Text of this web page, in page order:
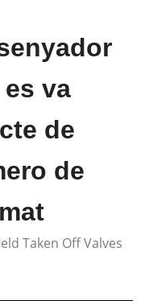
va
de
de
Taken Off Valves